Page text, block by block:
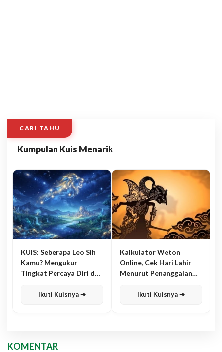
CARI TAHU
Kumpulan Kuis Menarik
KUIS: Seberapa Leo Sih
Kamu? Mengukur
Tingkat Percaya Diri dan
Ikuti Kuisnya ➔
Kalkulator Weton
Online, Cek Hari Lahir
Menurut Penanggalan
Ikuti Kuisnya ➔
KOMENTAR